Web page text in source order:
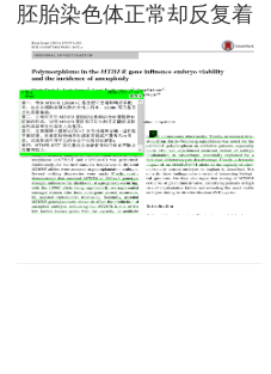
胚胎染色体正常却反复着
床失败：父母的这项基因
突变或是关键？